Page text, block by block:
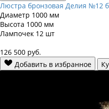
Люстра бронзовая Делия №12
Диаметр 1000 мм
Высота 1000 мм
Лампочек 12 шт
126 500 руб.
Добавить в избранное